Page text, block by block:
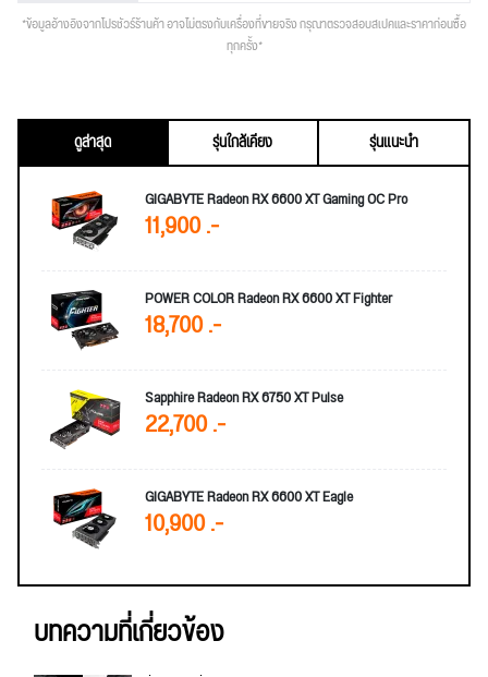
*ข้อมูลอ้างอิงจากโปรชัวร์ร้านค้า อาจไม่ตรงกับเครื่องที่ขายจริง กรุณาตรวจสอบสเปคและราคาก่อนซื้อ
ทุกครั้ง*
ดูล่าสุด รุ่นใกล้เคียง
รุ่นแนะนำ
GIGABYTE Radeon RX 6600 XT Gaming OC Pro
11,900 .-
POWER COLOR Radeon RX 6600 XT Fighter
18,700 .-
Sapphire Radeon RX 6750 XT Pulse
22,700 .-
GIGABYTE Radeon RX 6600 XT Eagle
10,900 .-
บทความที่เกี่ยวข้อง